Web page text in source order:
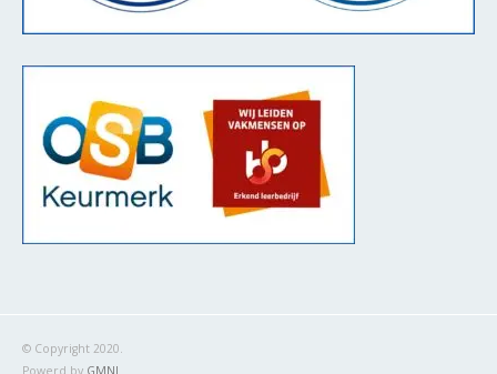
© Copyright 2020.